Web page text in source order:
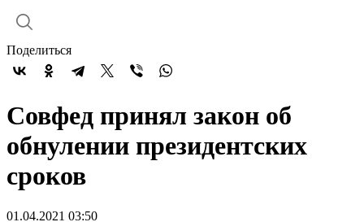
Поделиться
Совфед принял закон об
обнулении президентских
сроков
01.04.2021 03:50